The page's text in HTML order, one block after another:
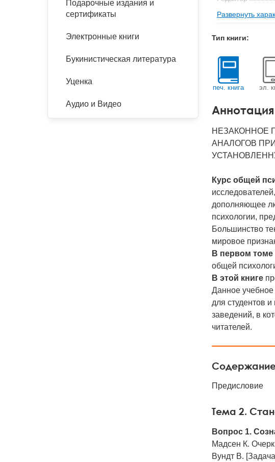
Издательство
Тип обложки
Кол-во стр
ISBN
Код
Развернуть
Тип книги:
печ. книга эл.
Аннотация
НЕЗАКОННОЕ
АНАЛОГОВ
Курс общей
дополняющее
психологии,
Большинство
мировое
В первом томе
общей
В этой книге
Данное
для студентов
заведений, в
читателей.
Предисловие
Тема 2.
Вопрос 1.
Мадсен К.
Вундт В.
Подарочные издания и
сертификаты
Электронные книги
Букинистическая литература
Уценка
Аудио и Видео